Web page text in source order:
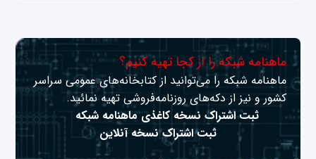
ماهنامه شبکه را از کجا تهیه کنیم؟
ماهنامه شبکه را می‌توانید از کتابخانه‌های عمومی سراسر
کشور و نیز از دکه‌های روزنامه‌فروشی تهیه نمائید.
ثبت اشتراک نسخه کاغذی ماهنامه شبکه
ثبت اشتراک نسخه آنلاین